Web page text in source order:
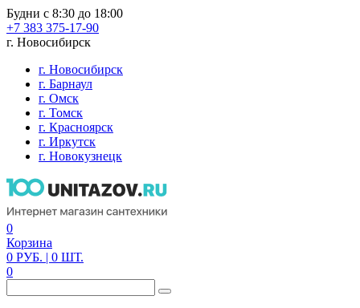
Будни с 8:30 до 18:00
+7 383 375-17-90
г. Новосибирск
г. Новосибирск
г. Барнаул
г. Омск
г. Томск
г. Красноярск
г. Иркутск
г. Новокузнецк
0
Корзина
0 РУБ. | 0 ШТ.
0